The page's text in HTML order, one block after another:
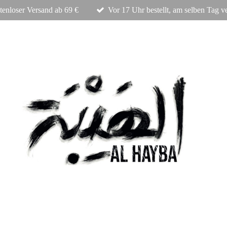
Versand ab 69 € Vor 17 Uhr bestellt, am selben Tag